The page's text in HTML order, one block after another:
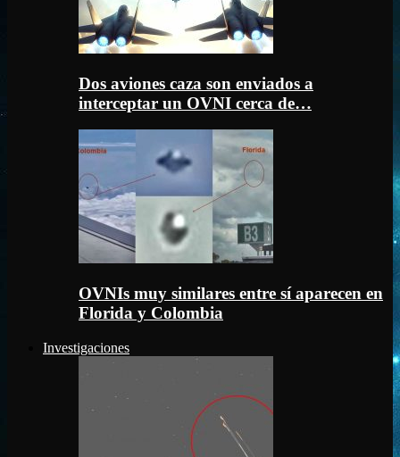
Dos aviones caza son enviados a
interceptar un OVNI cerca de…
OVNIs muy similares entre sí aparecen en
Florida y Colombia
Investigaciones